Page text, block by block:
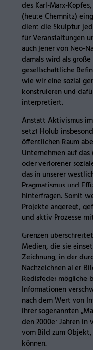
des Karl-Marx-
(heute Chemnitz)
dient die Skulptur
für Veranstaltungen
auch jener von Neo-
damals wird als große
gesellschaftliche
wie wir eine sozial
konstruieren und
interpretiert.
Anstatt Aktivismus
setzt Holub
öffentlichen Raum
Unternehmen auf
oder verlorener
das in unserer
Pragmatismus und
hinterfragen. Somit
Projekte angeregt,
und aktiv Prozesse
Grenzen
Medien, die sie
Zeichnung, in der
Nachzeichnen aller
Redisfeder
Informationen
nach dem Wert von
ihrer sogenannten
den 2000er Jahren in
vom Bild zum
können.